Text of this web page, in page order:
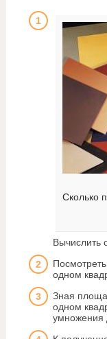
Сколько
Вычислить
одном
Зная
одном
умножения